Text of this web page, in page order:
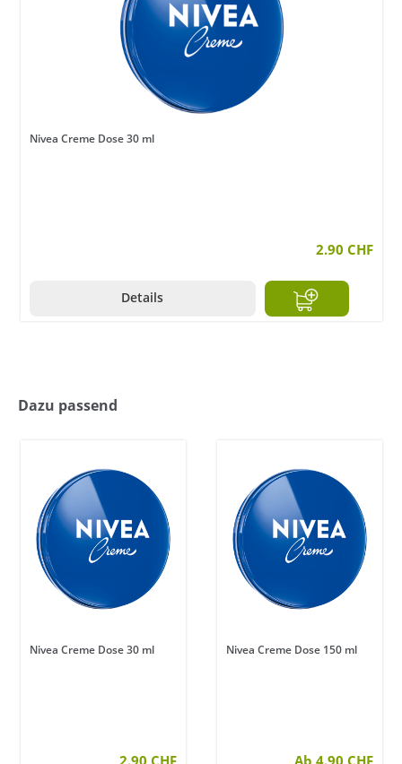
Nivea Creme Dose 30 ml
2.90 CHF
Details
Dazu passend
Nivea Creme Dose 30 ml Nivea Creme Dose 150 ml